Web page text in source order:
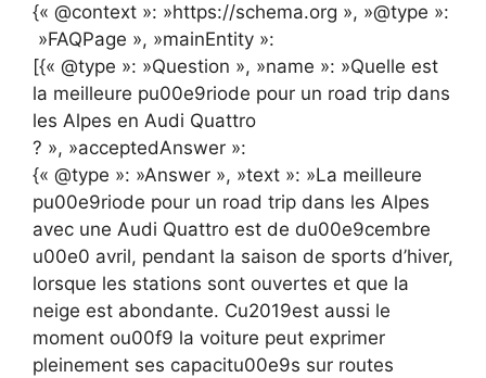
{« @context »: »https://schema.org », »@type »:
»FAQPage », »mainEntity »:
[{« @type »: »Question », »name »: »Quelle est
la meilleure pu00e9riode pour un road trip dans
les Alpes en Audi Quattro
? », »acceptedAnswer »:
{« @type »: »Answer », »text »: »La meilleure
pu00e9riode pour un road trip dans les Alpes
avec une Audi Quattro est de du00e9cembre
u00e0 avril, pendant la saison de sports d’hiver,
lorsque les stations sont ouvertes et que la
neige est abondante. Cu2019est aussi le
moment ou00f9 la voiture peut exprimer
pleinement ses capacitu00e9s sur routes